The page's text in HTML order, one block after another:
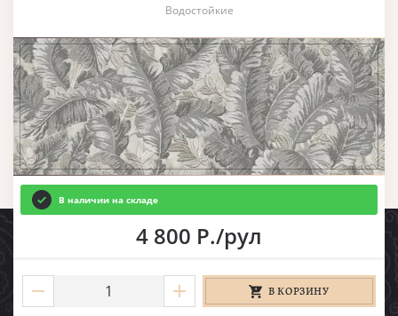
Водостойкие
В наличии на складе
4 800 Р./рул
В КОРЗИНУ